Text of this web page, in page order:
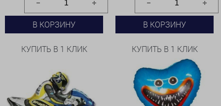
В КОРЗИНУ
КУПИТЬ В 1 КЛИК
В КОРЗИНУ
КУПИТЬ В 1 КЛИК